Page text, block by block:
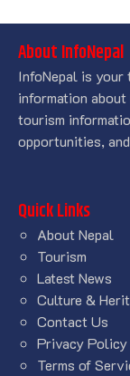
About InfoNepal
InfoNepal is your
information
tourism
opportunities,
Quick Links
About Nepal
Tourism
Latest News
Culture &
Contact Us
Privacy Policy
Terms of